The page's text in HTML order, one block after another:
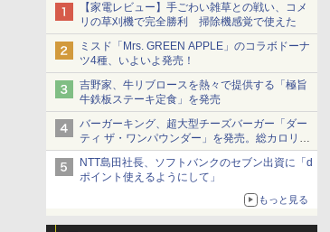
【家電レビュー】手ごわい雑草との戦い、コメ
リの草刈機で完全勝利 掃除機感覚で使えた
ミスド「Mrs. GREEN APPLE」のコラボドーナ
ツ4種、いよいよ発売！
吉野家、牛リブロースを熱々で提供する「極旨
牛鉄板ステーキ定食」を発売
バーガーキング、超大型チーズバーガー「ダー
ティ ザ・ワンパウンダー」を発売。総カロリー
約1656kcal、総重量約527g！
NTT島田社長、ソフトバンクのセブン出資に「d
ポイント使えるようにして」
もっと見る